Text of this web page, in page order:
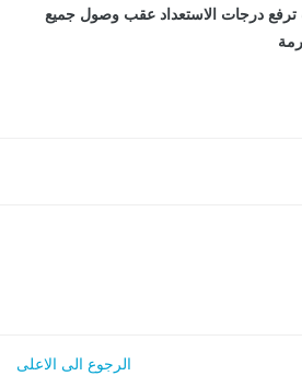
ترفع درجات الاستعداد عقب وصول جميع
الرجوع الى الاعلى